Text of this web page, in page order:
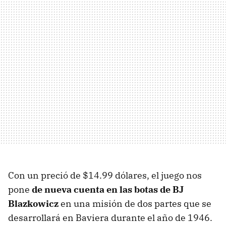
Con un preció de $14.99 dólares, el juego nos
pone de nueva cuenta en las botas de BJ
Blazkowiczen una misión de dos partes que se
desarrollará en Baviera durante el año de 1946.